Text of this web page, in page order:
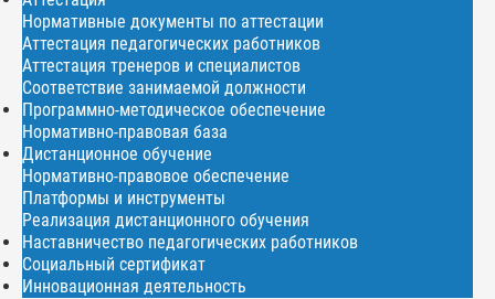
Нормативные документы по аттестации
Аттестация педагогических работников
Аттестация тренеров и специалистов
Соответствие занимаемой должности
Программно-методическое обеспечение
Нормативно-правовая база
Дистанционное обучение
Нормативно-правовое обеспечение
Платформы и инструменты
Реализация дистанционного обучения
Наставничество педагогических работников
Социальный сертификат
Инновационная деятельность